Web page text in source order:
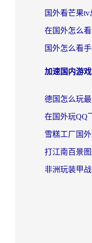
加速国内游戏